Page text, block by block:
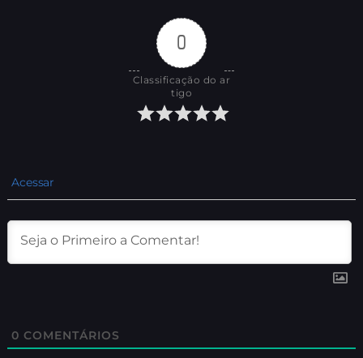
0
Classificação do ar
tigo
Acessar
0 COMENTÁRIOS